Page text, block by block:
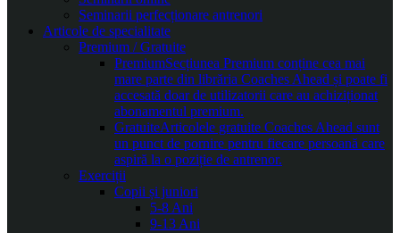
Seminarii perfecționare antrenori
Articole de specialitate
Premium / Gratuite
PremiumSecțiunea Premium conține cea mai
mare parte din librăria Coaches Ahead și poate fi
accesată doar de utilizatorii care au achiziționat
abonamentul premium.
GratuiteArticolele gratuite Coaches Ahead sunt
un punct de pornire pentru fiecare persoană care
aspiră la o poziție de antrenor.
Exerciții
Copii și juniori
5-8 Ani
9-13 Ani